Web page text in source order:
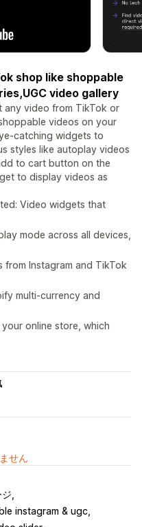
shop like shoppable
video gallery
any video from TikTok or
videos on your
catching widgets to
styles like autoplay videos
to cart button on the
to display videos as
Video widgets that
mode across all devices,
from Instagram and TikTok
multi-currency and
online store, which
せん
instagram & ugc